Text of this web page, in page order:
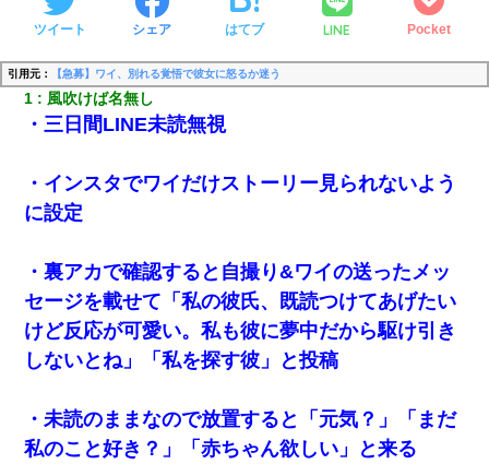
ツイート シェア はてブ LINE Pocket
引用元： 【急募】ワイ、別れる覚悟で彼女に怒るか迷う
1 風吹けば名無し
・三日間LINE未読無視
・インスタでワイだけストーリー見られないよう
に設定
・裏アカで確認すると自撮り&ワイの送ったメッ
セージを載せて「私の彼氏、既読つけてあげたい
けど反応が可愛い。私も彼に夢中だから駆け引き
しないとね」「私を探す彼」と投稿
・未読のままなので放置すると「元気？」「まだ
私のこと好き？」「赤ちゃん欲しい」と来る